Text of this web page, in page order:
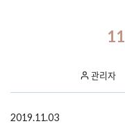
관리자
2019.11.03